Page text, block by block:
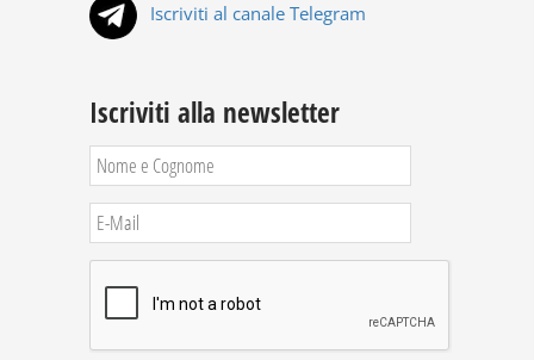
Iscriviti al canale Telegram
Iscriviti alla newsletter